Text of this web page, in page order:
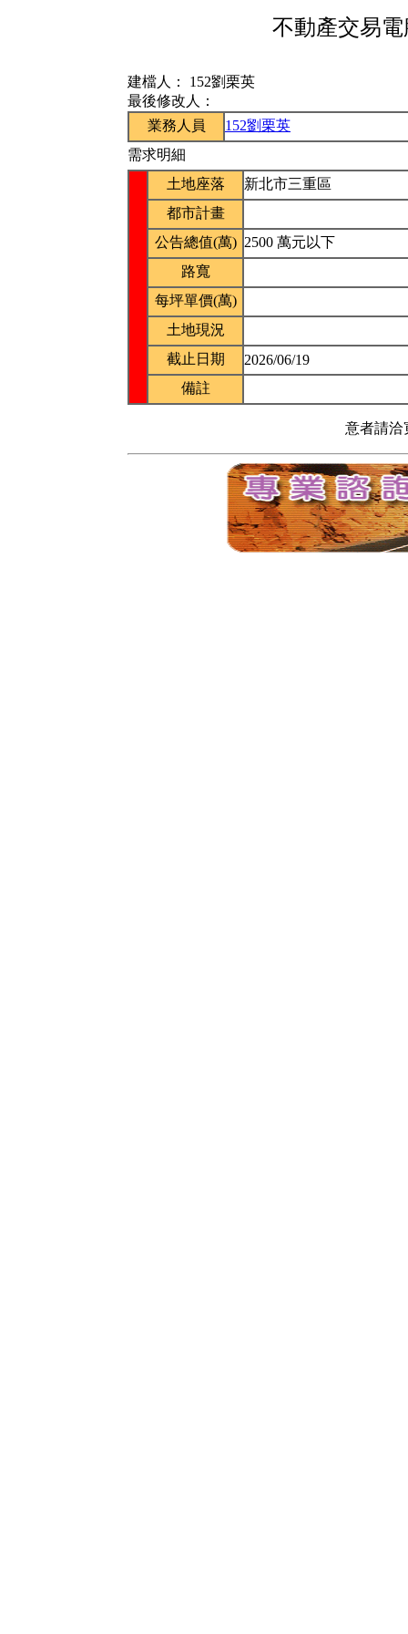
不動產交易
建檔人： 152劉栗英
最後修改人：
業務人員
152劉栗英
需求明細
土地座落
新北市三重區
都市計畫
公告總值(萬) 2500 萬元以下
路寬
每坪單價(萬)
土地現況
截止日期
2026/06/19
備註
意者請洽